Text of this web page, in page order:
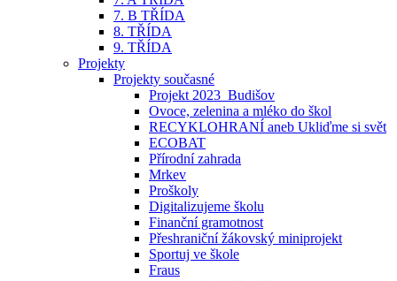
7. B TŘÍDA
8. TŘÍDA
9. TŘÍDA
Projekty
Projekty současné
Projekt 2023_Budišov
Ovoce, zelenina a mléko do škol
RECYKLOHRANÍ aneb Ukliďme si svět
ECOBAT
Přírodní zahrada
Mrkev
Proškoly
Digitalizujeme školu
Finanční gramotnost
Přeshraniční žákovský miniprojekt
Sportuj ve škole
Fraus